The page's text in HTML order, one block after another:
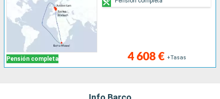
Pensión completa 4 608 € +Tasas